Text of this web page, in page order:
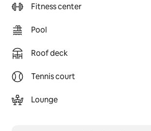
Fitness center
Pool
Roof deck
Tennis court
Lounge